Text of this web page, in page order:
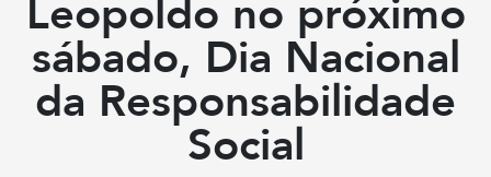
Leopoldo no próximo
sábado, Dia Nacional
da Responsabilidade
Social